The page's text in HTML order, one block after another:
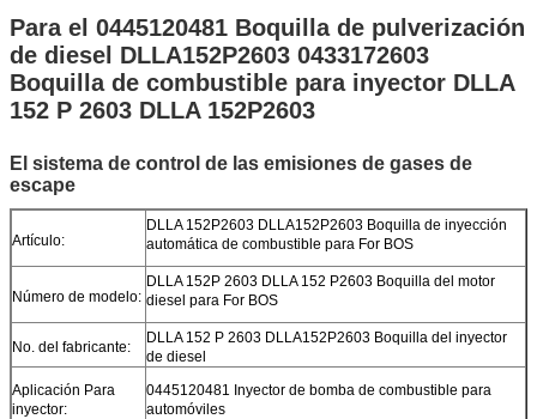
Para el 0445120481 Boquilla de pulverización
de diesel DLLA152P2603 0433172603
Boquilla de combustible para inyector DLLA
152 P 2603 DLLA 152P2603
El sistema de control de las emisiones de gases de
escape
Artículo:
DLLA 152P2603 DLLA152P2603 Boquilla de inyección
automática de combustible para For BOS
Número de modelo:
DLLA 152P 2603 DLLA 152 P2603 Boquilla del motor
diesel para For BOS
No. del fabricante:
DLLA 152 P 2603 DLLA152P2603 Boquilla del inyector
de diesel
Aplicación Para
inyector:
0445120481 Inyector de bomba de combustible para
automóviles